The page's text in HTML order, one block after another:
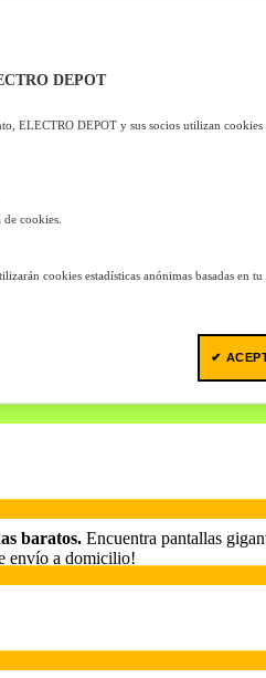
baratos. Encuentra pantallas
envío a domicilio!
DEPOT
ELECTRO DEPOT y sus socios utilizan cookies
cookies.
cookies estadísticas anónimas basadas en tu
✔